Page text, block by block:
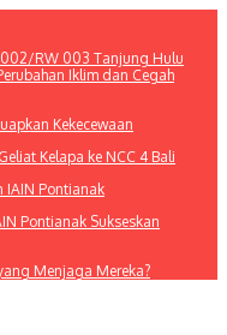
RW 003 Tanjung Hulu
Iklim dan Cegah
Kekecewaan
Kelapa ke NCC 4 Bali
IAIN Pontianak
Pontianak Sukseskan
Menjaga Mereka?